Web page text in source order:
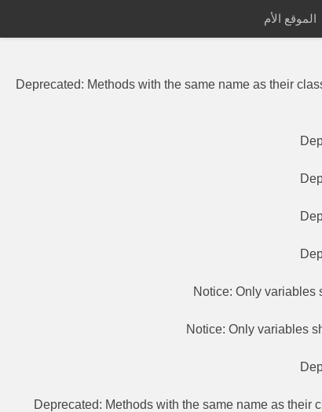
: Methods with
Deprecated: Methods with the same name as their
Notice: Only variables
Notice: Only variables
Deprecated: Methods with the same name as their
الموقع الأم